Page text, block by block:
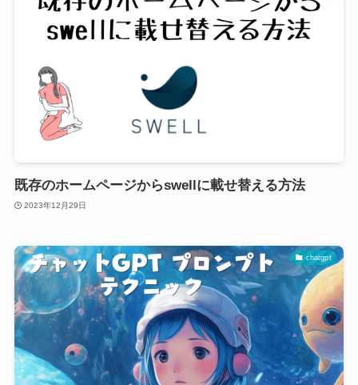
既存のホームページからswellに載せ替える方法
2023年12月29日
chatgpt